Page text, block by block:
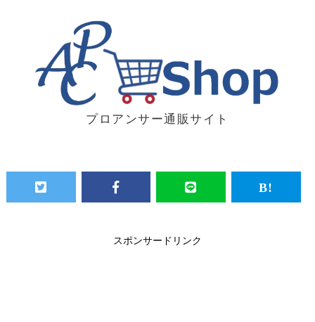
プロアンサー通販サイト
スポンサードリンク